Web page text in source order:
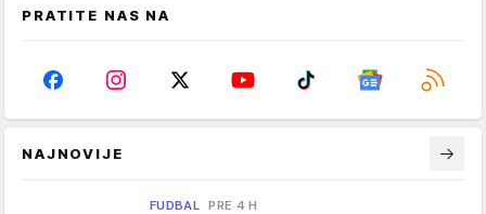
PRATITE NAS NA
NAJNOVIJE
FUDBAL PRE 4 H